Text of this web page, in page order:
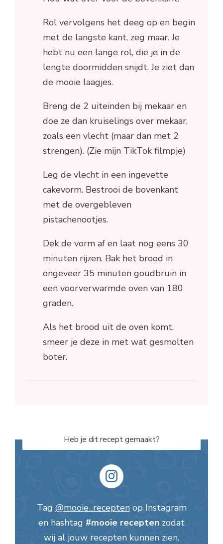
Rol vervolgens het deeg op en begin
met de langste kant, zeg maar. Je
hebt nu een lange rol, die je in de
lengte doormidden snijdt. Je ziet dan
de mooie laagjes.
Breng de 2 uiteinden bij mekaar en
doe ze dan kruiselings over mekaar,
zoals een vlecht (maar dan met 2
strengen). (Zie mijn TikTok filmpje)
Leg de vlecht in een ingevette
cakevorm. Bestrooi de bovenkant
met de overgebleven
pistachenootjes.
Dek de vorm af en laat nog eens 30
minuten rijzen. Bak het brood in
ongeveer 35 minuten goudbruin in
een voorverwarmde oven van 180
graden.
Als het brood uit de oven komt,
smeer je deze in met wat gesmolten
boter.
Heb je dit recept gemaakt?
Tag @mooie_receptenop Instagram
en hashtag #mooie recepten zodat
wij al jouw recepten kunnen zien.